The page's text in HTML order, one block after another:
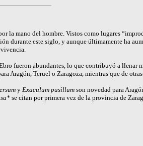
la mano del hombre. Vistos como lugares
durante este siglo, y aunque últimamente ha
fueron abundantes, lo que contribuyó a
Aragón, Teruel o Zaragoza, mientras que de
y Exaculum pusillum son novedad para
se citan por primera vez de la provincia de